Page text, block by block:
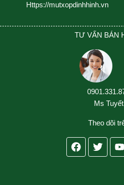
Https://mutxopdinhhinh.vn
TƯ VẤN BÁN
Ms Tuyết
Theo dõi
Facebook
Twitter